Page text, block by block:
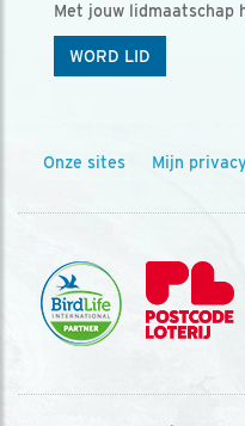
Met jouw lidmaatschap
WORD LID
Onze sites Mijn